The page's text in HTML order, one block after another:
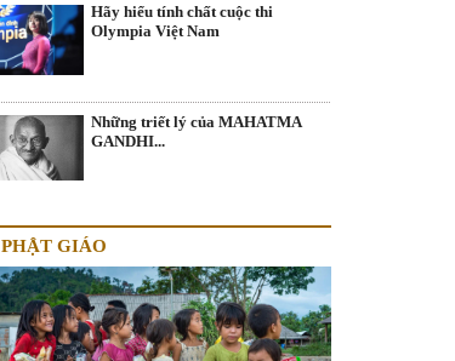
Hãy hiểu tính chất cuộc thi
Olympia Việt Nam
Những triết lý của MAHATMA
GANDHI...
PHẬT GIÁO